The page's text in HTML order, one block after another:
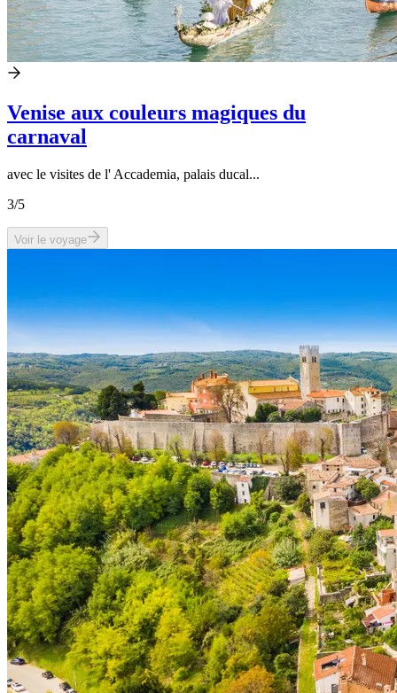
Venise aux couleurs magiques du
carnaval
avec le visites de l' Accademia, palais ducal...
3/5
Voir le voyage